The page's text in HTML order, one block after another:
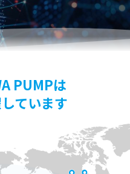
PUMPは
ています